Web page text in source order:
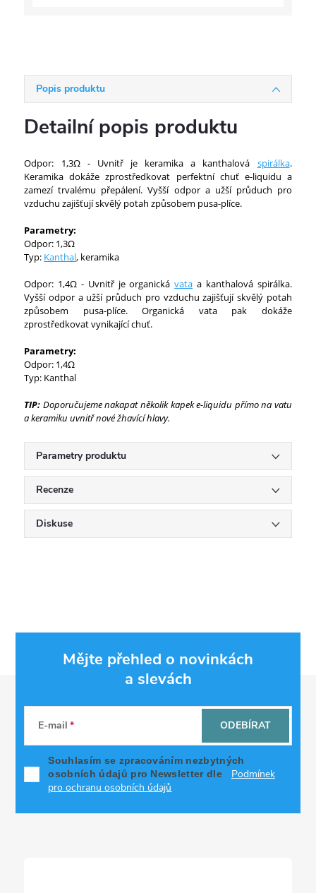
Popis produktu
Detailní popis produktu
Odpor: 1,3Ω - Uvnitř je keramika a kanthalová spirálka.
Keramika dokáže zprostředkovat perfektní chuť e-liquidu a
zamezí trvalému přepálení. Vyšší odpor a užší průduch pro
vzduchu zajišťují skvělý potah způsobem pusa-plíce.
Parametry:
Odpor: 1,3Ω
Typ: Kanthal, keramika
Odpor: 1,4Ω - Uvnitř je organickávata a kanthalová spirálka.
Vyšší odpor a užší průduch pro vzduchu zajišťují skvělý potah
způsobem pusa-plíce. Organická vata pak dokáže
zprostředkovat vynikající chuť.
Parametry:
Odpor: 1,4Ω
Typ: Kanthal
TIP: Doporučujeme nakapat několik kapek e-liquidu přímo na vatu
a keramiku uvnitř nové žhavící hlavy.
Parametry produktu
Recenze
Diskuse
Mějte přehled o novinkách
a slevách
E-mail
Souhlasím se zpracováním nezbytných
osobních údajů pro Newsletter dle
Podmínek
pro ochranu osobních údajů
ODEBÍRAT